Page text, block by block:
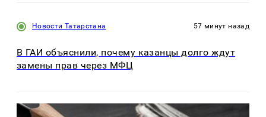
Новости Татарстана 57 минут назад
В ГАИ объяснили, почему казанцы долго ждут
замены прав через МФЦ